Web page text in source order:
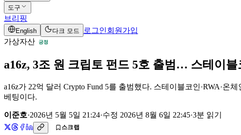
도구
브리핑
English 다크 모드 로그인회원가입
가상자산
긍정
a16z, 3조 원 크립토 펀드 5호 출범… 스테이블
a16z가 22억 달러 Crypto Fund 5를 출범했다. 스테이블코인·RWA·
베팅이다.
이준호·2026년 5월 5일 21:24·수정 2026년 8월 6일 22:45·3분 읽기
스크랩